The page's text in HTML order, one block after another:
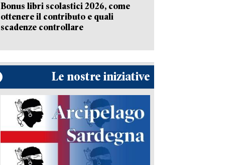
Bonus libri scolastici 2026, come
ottenere il contributo e quali
scadenze controllare
Le nostre iniziative